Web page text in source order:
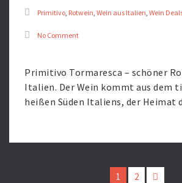
Primitivo, Rotwein, Wein aus Italien, Wein
No Comment
Primitivo Tormaresca – schöner
Italien. Der Wein kommt aus dem
heißen Süden Italiens, der Heimat
1 2